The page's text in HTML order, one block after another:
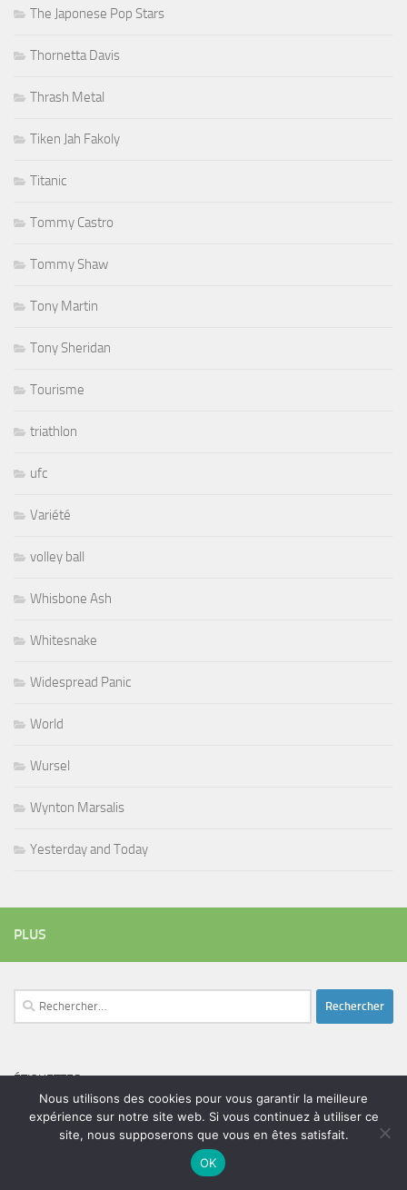
The Japonese Pop Stars
Thornetta Davis
Thrash Metal
Tiken Jah Fakoly
Titanic
Tommy Castro
Tommy Shaw
Tony Martin
Tony Sheridan
Tourisme
triathlon
ufc
Variété
volley ball
Whisbone Ash
Whitesnake
Widespread Panic
World
Wursel
Wynton Marsalis
Yesterday and Today
PLUS
Rechercher :
ÉTIQUETTES
adam bomb amar sundy batteur beatles blues blues rock
bootleneck chanteur chanteuse coltrane duc des lombards erick bamy
festival glenn hughes
Nous utilisons des cookies pour vous garantir la meilleure
expérience sur notre site web. Si vous continuez à utiliser ce
site, nous supposerons que vous en êtes satisfait.
OK